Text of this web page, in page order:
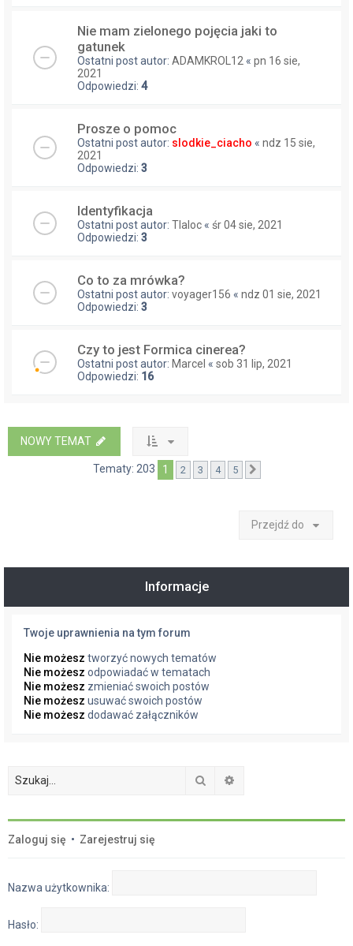
Nie mam zielonego pojęcia jaki to
gatunek
Ostatni post autor: ADAMKROL12 « pn 16 sie,
2021
Odpowiedzi: 4
Prosze o pomoc
Ostatni post autor: slodkie_ciacho « ndz 15 sie,
2021
Odpowiedzi: 3
Identyfikacja
Ostatni post autor: Tlaloc « śr 04 sie, 2021
Odpowiedzi: 3
Co to za mrówka?
Ostatni post autor: voyager156 « ndz 01 sie, 2021
Odpowiedzi: 3
Czy to jest Formica cinerea?
Ostatni post autor: Marcel « sob 31 lip, 2021
Odpowiedzi: 16
NOWY TEMAT
Tematy: 203 1 2 3 4 5
Przejdź do
Informacje
Twoje uprawnienia na tym forum
Nie możesz tworzyć nowych tematów
Nie możesz odpowiadać w tematach
Nie możesz zmieniać swoich postów
Nie możesz usuwać swoich postów
Nie możesz dodawać załączników
Szukaj
Zaloguj się • Zarejestruj się
Nazwa użytkownika:
Hasło: